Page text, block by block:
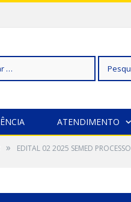
ATENDIMENTO
» EDITAL 02 2025 SEMED PROCESSO